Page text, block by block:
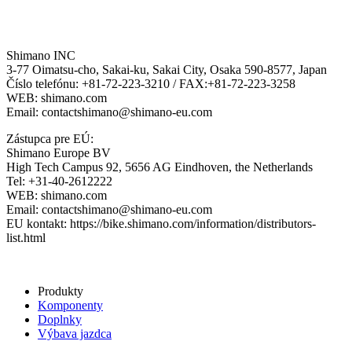
Shimano INC
3-77 Oimatsu-cho, Sakai-ku, Sakai City, Osaka 590-8577, Japan
Číslo telefónu: +81-72-223-3210 / FAX:+81-72-223-3258
WEB: shimano.com
Email: contactshimano@shimano-eu.com
Zástupca pre EÚ:
Shimano Europe BV
High Tech Campus 92, 5656 AG Eindhoven, the Netherlands
Tel: +31-40-2612222
WEB: shimano.com
Email: contactshimano@shimano-eu.com
EU kontakt: https://bike.shimano.com/information/distributors-
list.html
Produkty
Komponenty
Doplnky
Výbava jazdca